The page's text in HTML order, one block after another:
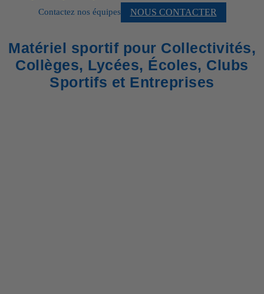
Contactez nos équipes NOUS CONTACTER
Matériel sportif pour Collectivités,
Collèges, Lycées, Écoles, Clubs
Sportifs et Entreprises